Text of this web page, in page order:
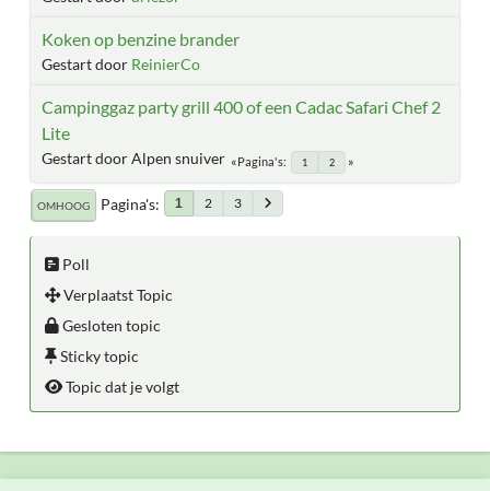
Koken op benzine brander
Gestart door ReinierCo
Campinggaz party grill 400 of een Cadac Safari Chef 2
Lite
Gestart door Alpen snuiver Pagina's 1 2
OMHOOG Pagina's 1 2 3
Poll
Verplaatst Topic
Gesloten topic
Sticky topic
Topic dat je volgt